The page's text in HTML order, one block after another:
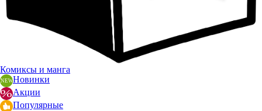
Комиксы и манга
Новинки
Акции
Популярные